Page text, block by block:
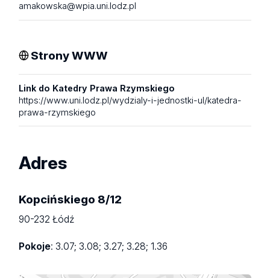
amakowska@wpia.uni.lodz.pl
Strony WWW
Link do Katedry Prawa Rzymskiego
https://www.uni.lodz.pl/wydzialy-i-jednostki-ul/katedra-
prawa-rzymskiego
Adres
Kopcińskiego 8/12
90-232 Łódź
Pokoje: 3.07; 3.08; 3.27; 3.28; 1.36